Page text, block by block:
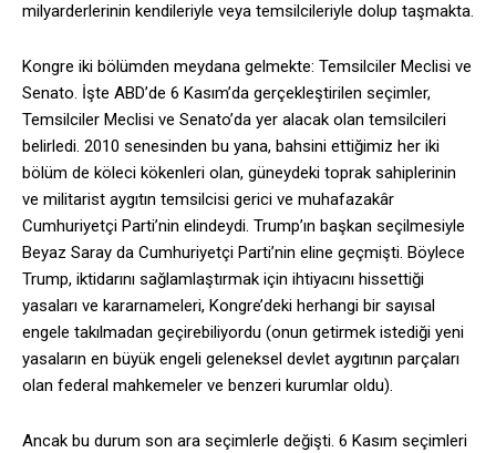
milyarderlerinin kendileriyle veya temsilcileriyle dolup taşmakta.
Kongre iki bölümden meydana gelmekte: Temsilciler Meclisi ve
Senato. İşte ABD’de 6 Kasım’da gerçekleştirilen seçimler,
Temsilciler Meclisi ve Senato’da yer alacak olan temsilcileri
belirledi. 2010 senesinden bu yana, bahsini ettiğimiz her iki
bölüm de köleci kökenleri olan, güneydeki toprak sahiplerinin
ve militarist aygıtın temsilcisi gerici ve muhafazakâr
Cumhuriyetçi Parti’nin elindeydi. Trump’ın başkan seçilmesiyle
Beyaz Saray da Cumhuriyetçi Parti’nin eline geçmişti. Böylece
Trump, iktidarını sağlamlaştırmak için ihtiyacını hissettiği
yasaları ve kararnameleri, Kongre’deki herhangi bir sayısal
engele takılmadan geçirebiliyordu (onun getirmek istediği yeni
yasaların en büyük engeli geleneksel devlet aygıtının parçaları
olan federal mahkemeler ve benzeri kurumlar oldu).
Ancak bu durum son ara seçimlerle değişti. 6 Kasım seçimleri